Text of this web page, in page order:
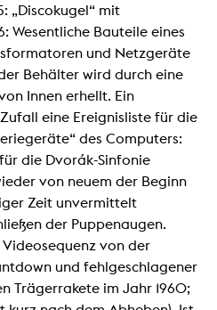
„Discokugel“ mit
Wesentliche Bauteile eines
und Netzgeräte
Behälter wird durch eine
Innen erhellt. Ein
eine Ereignisliste für die
des Computers:
die Dvorák-Sinfonie
von neuem der Beginn
Zeit unvermittelt
der Puppenaugen.
von der
und fehlgeschlagener
Trägerrakete im Jahr 1960;